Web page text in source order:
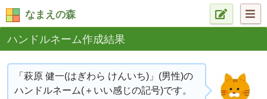
なまえの森
ハンドルネーム作成結果
「萩原 健一(はぎわら けんいち)」(男性)の
ハンドルネーム(＋いい感じの記号)です。